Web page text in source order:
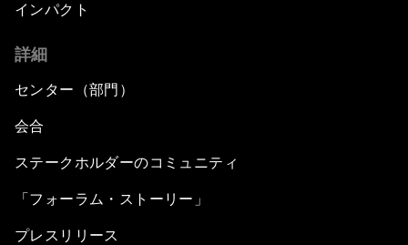
インパクト
詳細
センター（部門）
会合
ステークホルダーのコミュニティ
「フォーラム・ストーリー」
プレスリリース